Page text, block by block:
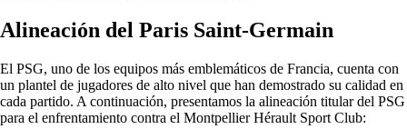
Alineación del Paris Saint-Germain
El PSG, uno de los equipos más emblemáticos de Francia, cuenta con
un plantel de jugadores de alto nivel que han demostrado su calidad en
cada partido. A continuación, presentamos la alineación titular del PSG
para el enfrentamiento contra el Montpellier Hérault Sport Club: